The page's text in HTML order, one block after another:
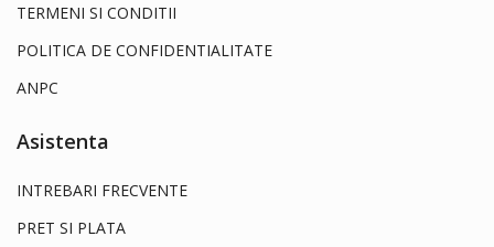
TERMENI SI CONDITII
POLITICA DE CONFIDENTIALITATE
ANPC
Asistenta
INTREBARI FRECVENTE
PRET SI PLATA